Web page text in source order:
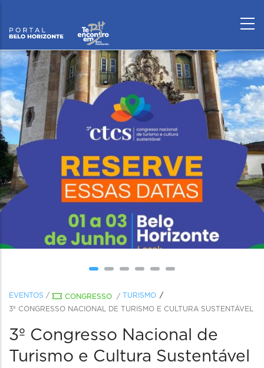
EVENTOS / CONGRESSO / TURISMO
3º CONGRESSO NACIONAL DE TURISMO E CULTURA SUSTENTÁVEL
3º Congresso Nacional de
Turismo e Cultura Sustentável